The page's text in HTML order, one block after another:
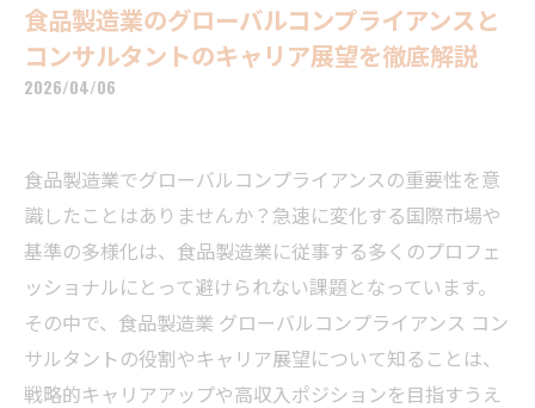
食品製造業のグローバルコンプライアンスと
コンサルタントのキャリア展望を徹底解説
2026/04/06
食品製造業でグローバルコンプライアンスの重要性を意
識したことはありませんか？急速に変化する国際市場や
基準の多様化は、食品製造業に従事する多くのプロフェ
ッショナルにとって避けられない課題となっています。
その中で、食品製造業 グローバルコンプライアンス コン
サルタントの役割やキャリア展望について知ることは、
戦略的キャリアアップや高収入ポジションを目指すうえ